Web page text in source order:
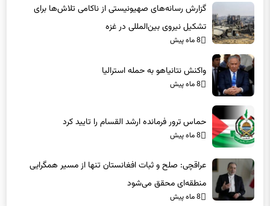
گزارش رسانه‌های صهیونیستی از ناکامی تلاش‌ها برای
تشکیل نیروی بین‌المللی در غزه
8 ماه پیش
واکنش نتانیاهو به حمله استرالیا
8 ماه پیش
حماس ترور فرمانده ارشد القسام را تایید کرد
8 ماه پیش
عراقچی: صلح و ثبات افغانستان تنها از مسیر همگرایی
منطقه‌ای محقق می‌شود
8 ماه پیش